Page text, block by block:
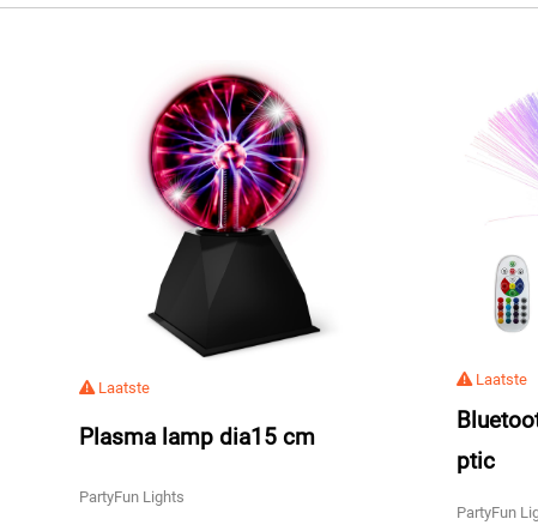
Laatste
Plasma lamp dia15 cm
PartyFun Lights
Laatste
ptic
PartyFun